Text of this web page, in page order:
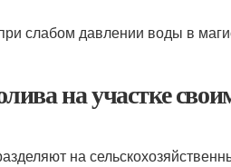
слабом давлении воды в
на участке
на